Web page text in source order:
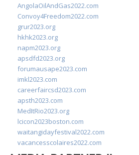
AngolaOilAndGas2022.com
Convoy4Freedom2022.com
grur2023.org
hkhk2023.org
napm2023.org
apsdfd2023.org
forumausape2023.com
imkl2023.com
careerfaircsd2023.com
apsth2023.com
MedItRio2023.org
lcicon2023boston.com
waitangidayfestival2022.com
vacancesscolaires2022.com